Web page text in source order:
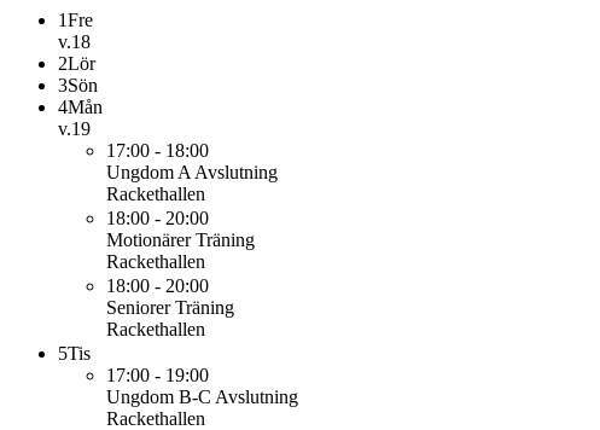
1Fre
v.18
2Lör
3Sön
4Mån
v.19
17:00 - 18:00
Ungdom A Avslutning
Rackethallen
18:00 - 20:00
Motionärer Träning
Rackethallen
18:00 - 20:00
Seniorer Träning
Rackethallen
5Tis
17:00 - 19:00
Ungdom B-C Avslutning
Rackethallen